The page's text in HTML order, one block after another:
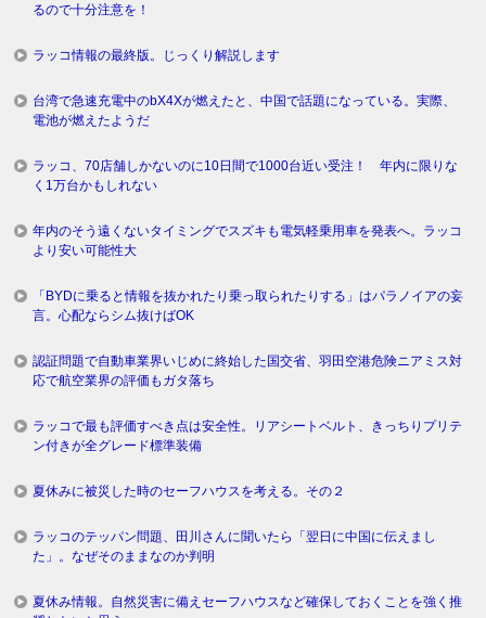
るので十分注意を！
ラッコ情報の最終版。じっくり解説します
台湾で急速充電中のbX4Xが燃えたと、中国で話題になっている。実際、
電池が燃えたようだ
ラッコ、70店舗しかないのに10日間で1000台近い受注！ 年内に限りな
く1万台かもしれない
年内のそう遠くないタイミングでスズキも電気軽乗用車を発表へ。ラッコ
より安い可能性大
「BYDに乗ると情報を抜かれたり乗っ取られたりする」はパラノイアの妄
言。心配ならシム抜けばOK
認証問題で自動車業界いじめに終始した国交省、羽田空港危険ニアミス対
応で航空業界の評価もガタ落ち
ラッコで最も評価すべき点は安全性。リアシートベルト、きっちりプリテ
ン付きが全グレード標準装備
夏休みに被災した時のセーフハウスを考える。その２
ラッコのテッパン問題、田川さんに聞いたら「翌日に中国に伝えまし
た」。なぜそのままなのか判明
夏休み情報。自然災害に備えセーフハウスなど確保しておくことを強く推